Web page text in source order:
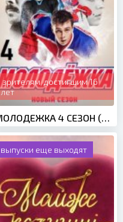
зрителям, достигшим 16
лет
МОЛОДЕЖКА 4 СЕЗОН (2016)
выпуски еще выходят